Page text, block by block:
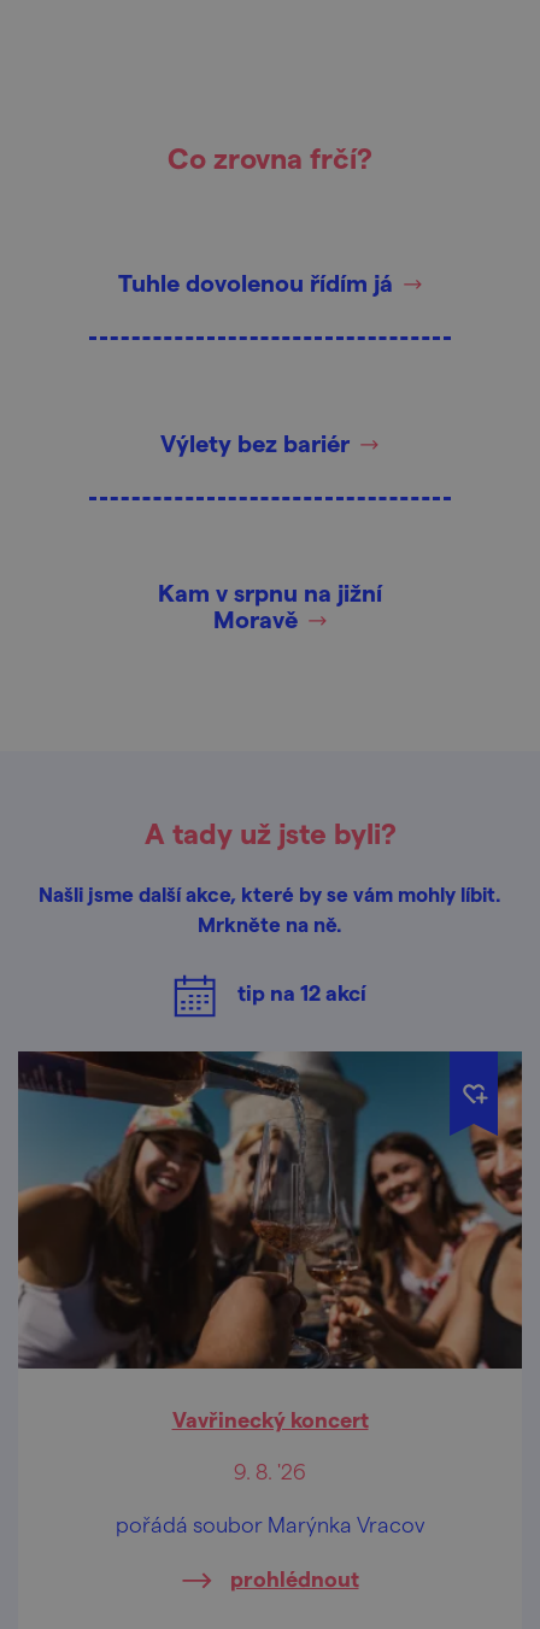
Co zrovna frčí?
Tuhle dovolenou řídím já
Výlety bez bariér
Kam v srpnu na jižní
Moravě
A tady už jste byli?
Našli jsme další akce, které by se vám mohly líbit.
Mrkněte na ně.
tip na 12akcí
Vavřinecký koncert
9. 8. '26
pořádá soubor Marýnka Vracov
prohlédnout